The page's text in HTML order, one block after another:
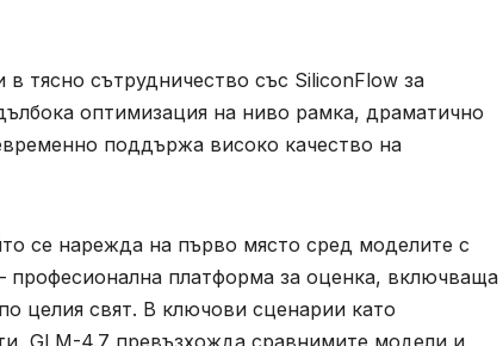
тясно сътрудничество със SiliconFlow за
оптимизация на ниво рамка, драматично
поддържа високо качество на
се нарежда на първо място сред моделите с
платформа за оценка, включваща
целия свят. В ключови сценарии като